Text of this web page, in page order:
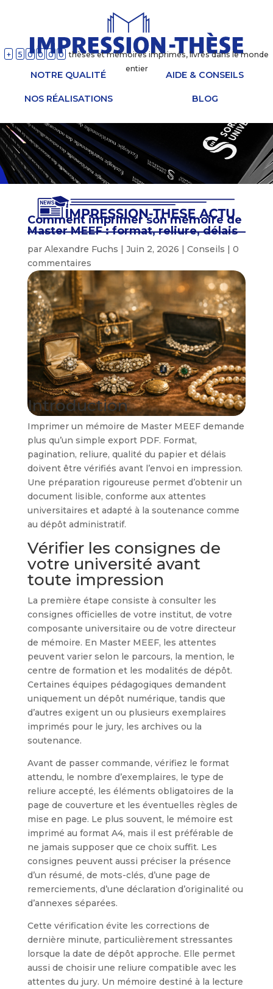
+ 5 0 0 0 0 thèses et mémoires imprimés, livrés dans le monde
entier
NOTRE QUALITÉ AIDE & CONSEILS
NOS RÉALISATIONS BLOG
Comment imprimer son mémoire de
Master MEEF : format, reliure, délais
par Alexandre Fuchs | Juin 2, 2026 | Conseils | 0
commentaires
Introduction
Imprimer un mémoire de Master MEEF demande
plus qu’un simple export PDF. Format,
pagination, reliure, qualité du papier et délais
doivent être vérifiés avant l’envoi en impression.
Une préparation rigoureuse permet d’obtenir un
document lisible, conforme aux attentes
universitaires et adapté à la soutenance comme
au dépôt administratif.
Vérifier les consignes de
votre université avant
toute impression
La première étape consiste à consulter les
consignes officielles de votre institut, de votre
composante universitaire ou de votre directeur
de mémoire. En Master MEEF, les attentes
peuvent varier selon le parcours, la mention, le
centre de formation et les modalités de dépôt.
Certaines équipes pédagogiques demandent
uniquement un dépôt numérique, tandis que
d’autres exigent un ou plusieurs exemplaires
imprimés pour le jury, les archives ou la
soutenance.
Avant de passer commande, vérifiez le format
attendu, le nombre d’exemplaires, le type de
reliure accepté, les éléments obligatoires de la
page de couverture et les éventuelles règles de
mise en page. Le plus souvent, le mémoire est
imprimé au format A4, mais il est préférable de
ne jamais supposer que ce choix suffit. Les
consignes peuvent aussi préciser la présence
d’un résumé, de mots-clés, d’une page de
remerciements, d’une déclaration d’originalité ou
d’annexes séparées.
Cette vérification évite les corrections de
dernière minute, particulièrement stressantes
lorsque la date de dépôt approche. Elle permet
aussi de choisir une reliure compatible avec les
attentes du jury. Un mémoire destiné à la lecture